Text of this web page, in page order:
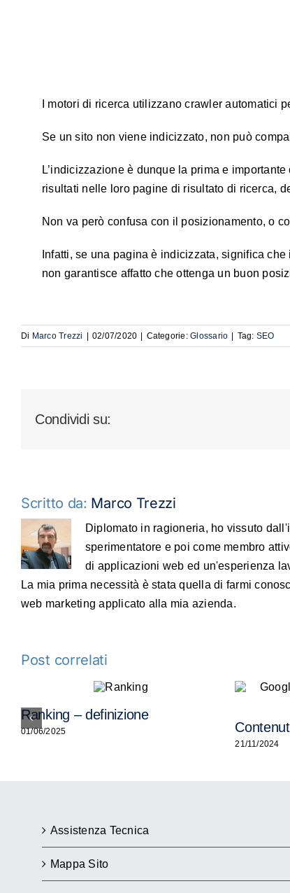
I motori di ricerca utilizzano crawler automatici
Se un sito non viene indicizzato, non può
L’indicizzazione è dunque la prima e
risultati nelle loro pagine di risultato di ricerca,
Non va però confusa con il posizionamento, o
Infatti, se una pagina è indicizzata, significa
non garantisce affatto che ottenga un buon
Di Marco Trezzi 02/07/2020 Categorie:Glossario Tag: SEO
Condividi su:
Scritto da: Marco Trezzi
Diplomato in ragioneria, ho vissuto
sperimentatore e poi come membro
di applicazioni web ed un'esperienza
La mia prima necessità è stata quella di farmi
web marketing applicato alla mia azienda.
Post correlati
Ranking – definizione
01/06/2025
21/11/2024
Assistenza Tecnica
Mappa Sito